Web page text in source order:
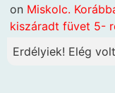
on Miskolc.
kiszáradt füvet 5-
Erdélyiek! Elég